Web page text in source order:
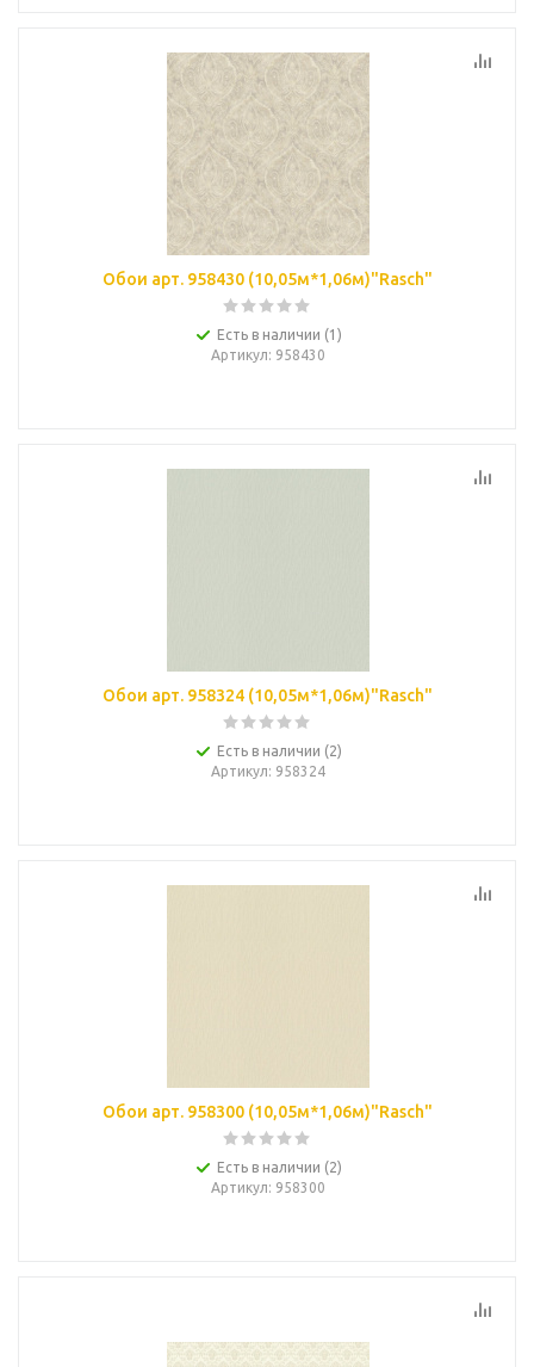
Обои арт. 958430 (10,05м*1,06м)"Rasch"
Есть в наличии (1)
Артикул: 958430
Обои арт. 958324 (10,05м*1,06м)"Rasch"
Есть в наличии (2)
Артикул: 958324
Обои арт. 958300 (10,05м*1,06м)"Rasch"
Есть в наличии (2)
Артикул: 958300